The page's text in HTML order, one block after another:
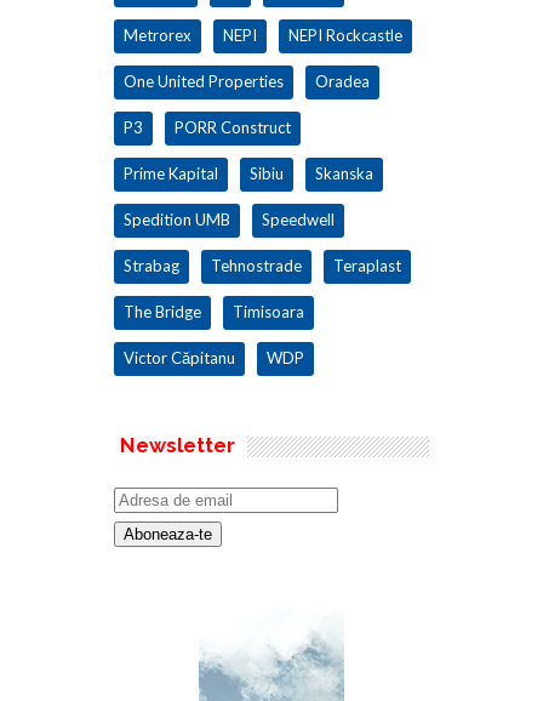
Metrorex NEPI NEPI Rockcastle
One United Properties Oradea
P3 PORR Construct
Prime Kapital Sibiu Skanska
Spedition UMB Speedwell
Strabag Tehnostrade Teraplast
The Bridge Timisoara
Victor Căpitanu WDP
Newsletter